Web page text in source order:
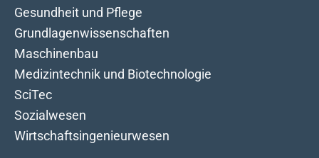
Gesundheit und Pflege
Grundlagenwissenschaften
Maschinenbau
Medizintechnik und Biotechnologie
SciTec
Sozialwesen
Wirtschaftsingenieurwesen